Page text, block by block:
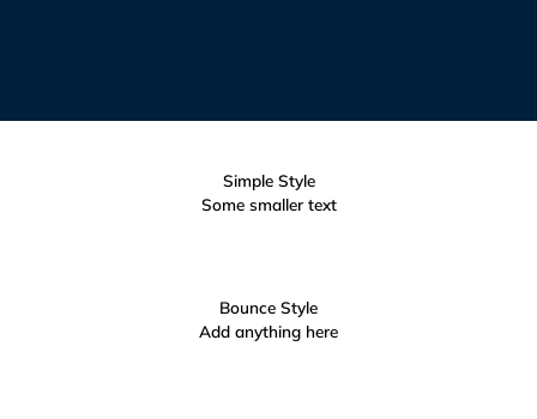
Simple Style
Some smaller text
Bounce Style
Add anything here